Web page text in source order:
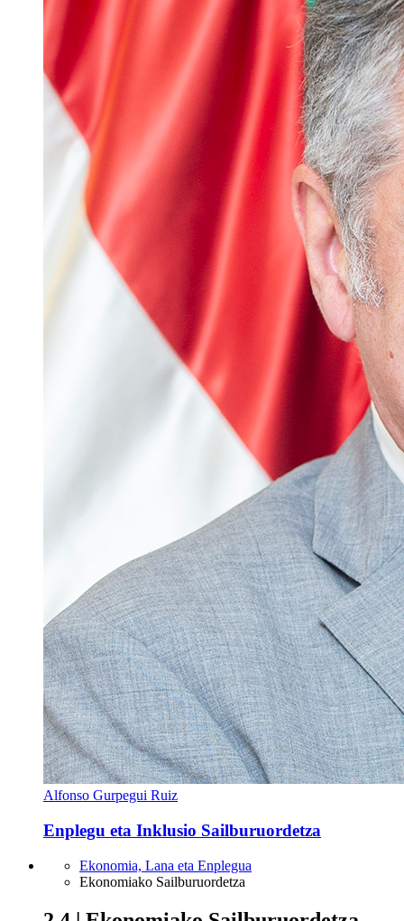
Alfonso Gurpegui Ruiz
Enplegu eta Inklusio Sailburuordetza
Ekonomia, Lana eta Enplegua
Ekonomiako Sailburuordetza